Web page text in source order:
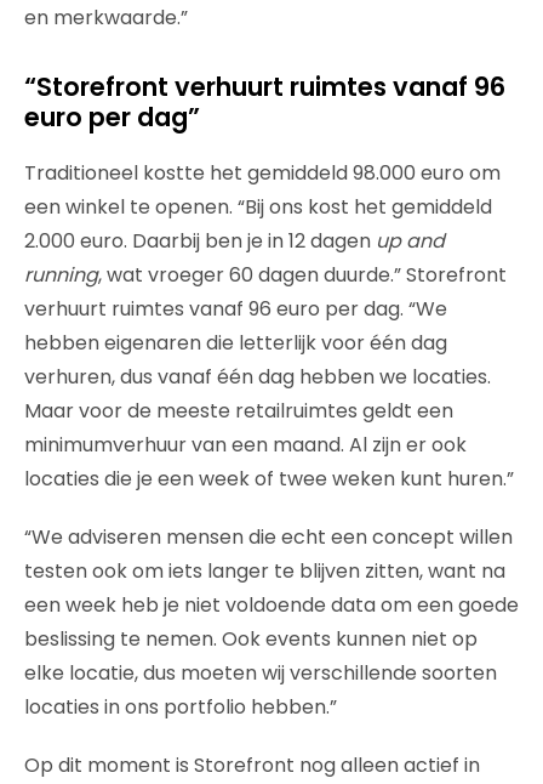
en merkwaarde.”
“Storefront verhuurt ruimtes vanaf 96
euro per dag”
Traditioneel kostte het gemiddeld 98.000 euro om
een winkel te openen. “Bij ons kost het gemiddeld
2.000 euro. Daarbij ben je in 12 dagen up and
running, wat vroeger 60 dagen duurde.” Storefront
verhuurt ruimtes vanaf 96 euro per dag. “We
hebben eigenaren die letterlijk voor één dag
verhuren, dus vanaf één dag hebben we locaties.
Maar voor de meeste retailruimtes geldt een
minimumverhuur van een maand. Al zijn er ook
locaties die je een week of twee weken kunt huren.”
“We adviseren mensen die echt een concept willen
testen ook om iets langer te blijven zitten, want na
een week heb je niet voldoende data om een goede
beslissing te nemen. Ook events kunnen niet op
elke locatie, dus moeten wij verschillende soorten
locaties in ons portfolio hebben.”
Op dit moment is Storefront nog alleen actief in